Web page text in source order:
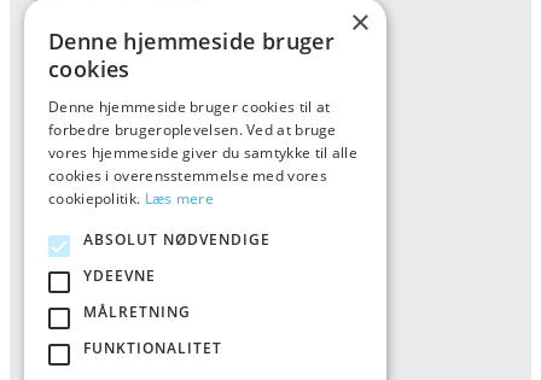
Forside
Vis alle produkter
Kontakt
Oversigt artikler
ALFA
Tlf: 7876 8672
Mail:info@al-fa.dk
×
Denne hjemmeside bruger
cookies
Denne hjemmeside bruger cookies til at
forbedre brugeroplevelsen. Ved at bruge
vores hjemmeside giver du samtykke til alle
cookies i overensstemmelse med vores
cookiepolitik. Læs mere
ABSOLUT NØDVENDIGE
YDEEVNE
MÅLRETNING
FUNKTIONALITET